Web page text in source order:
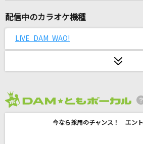
[生音]悪魔の子
風
配信中のカラオケ機種
LIVE DAM WAO!
今なら採用のチャンス！ エン